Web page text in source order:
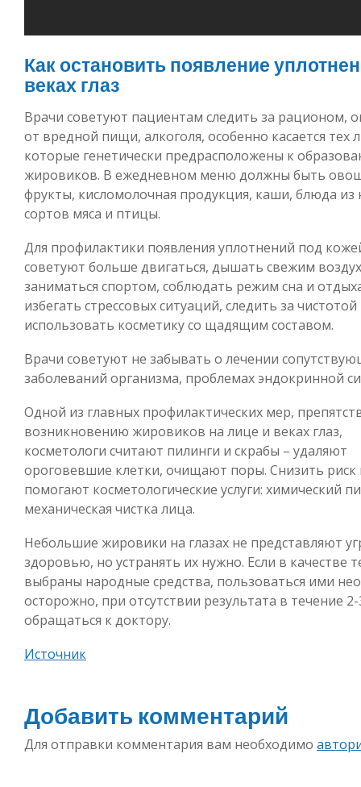
Как остановить появление
веках глаз
Врачи советуют пациентам следить за рационом,
от вредной пищи, алкоголя, особенно касается тех
которые генетически предрасположены к
жировиков. В ежедневном меню должны быть
фрукты, кисломолочная продукция, каши, блюда
сортов мяса и птицы.
Для профилактики появления уплотнений под
советуют больше двигаться, дышать свежим
заниматься спортом, соблюдать режим сна и
избегать стрессовых ситуаций, следить за
использовать косметику со щадящим составом.
Врачи советуют не забывать о лечении
заболеваний организма, проблемах эндокринной
Одной из главных профилактических мер,
возникновению жировиков на лице и веках глаз,
косметологи считают пилинги и скрабы – удаляют
ороговевшие клетки, очищают поры. Снизить риск
помогают косметологические услуги: химический
механическая чистка лица.
Небольшие жировики на глазах не представляют
здоровью, но устранять их нужно. Если в качестве
выбраны народные средства, пользоваться ими
осторожно, при отсутствии результата в течение
обращаться к доктору.
Источник
Добавить комментарий
Для отправки комментария вам необходимо